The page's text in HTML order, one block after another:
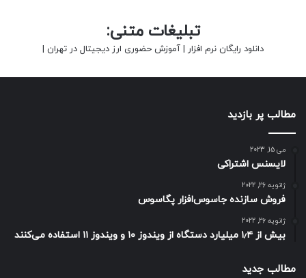
تبلیغات متنی:
دانلود رایگان نرم افزار | آموزش حضوری ارز دیجیتال در تهران |
مطالب پر بازدید
می 15, 2023
لایسنس اشتراکی
ژانویه 26, 2022
فروش سازنده جاسوس‌افزار پگاسوس
ژانویه 26, 2022
بیش از ۱٫۴ میلیارد دستگاه از ویندوز ۱۰ و ویندوز ۱۱ استفاده می‌کنند
مطالب جدید